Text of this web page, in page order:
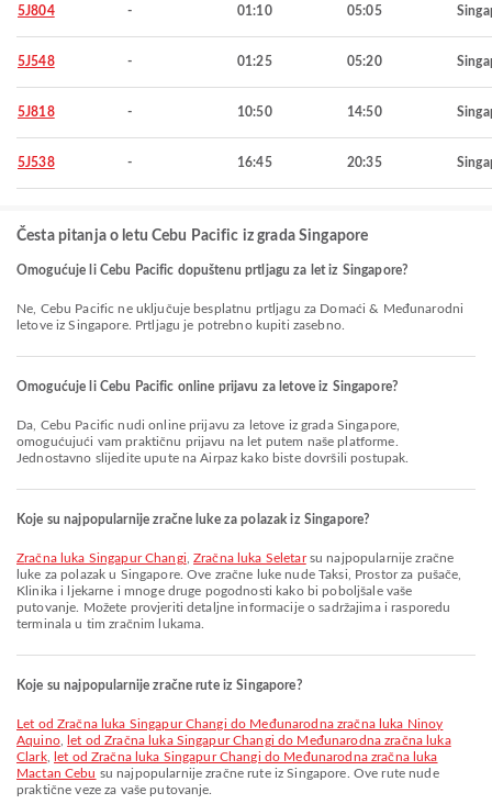
5J804 - 01:10 05:05
5J548 - 01:25 05:20
5J818 - 10:50 14:50
5J538 - 16:45 20:35
Česta pitanja o letu Cebu Pacific iz grada Singapore
Omogućuje li Cebu Pacific dopuštenu prtljagu za let iz Singapore?
Ne, Cebu Pacific ne uključuje besplatnu prtljagu za Domaći & Međunarodni
letove iz Singapore. Prtljagu je potrebno kupiti zasebno.
Omogućuje li Cebu Pacific online prijavu za letove iz Singapore?
Da, Cebu Pacific nudi online prijavu za letove iz grada Singapore,
omogućujući vam praktičnu prijavu na let putem naše platforme.
Jednostavno slijedite upute na Airpaz kako biste dovršili postupak.
Koje su najpopularnije zračne luke za polazak iz Singapore?
Zračna luka Singapur Changi ,Zračna luka Seletarsu najpopularnije zračne
luke za polazak u Singapore. Ove zračne luke nude Taksi, Prostor za pušače,
Klinika i ljekarne i mnoge druge pogodnosti kako bi poboljšale vaše
putovanje. Možete provjeriti detaljne informacije o sadržajima i rasporedu
terminala u tim zračnim lukama.
Koje su najpopularnije zračne rute iz Singapore?
let od Zračna luka Singapur Changi do Međunarodna zračna luka Ninoy
Aquino,
let od Zračna luka Singapur Changi do Međunarodna zračna luka
Clark,
let od Zračna luka Singapur Changi do Međunarodna zračna luka
Mactan Cebu su najpopularnije zračne rute iz Singapore. Ove rute nude
praktične veze za vaše putovanje.